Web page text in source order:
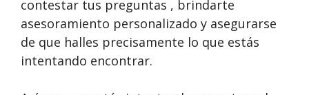
contestar tus preguntas , brindarte
asesoramiento personalizado y asegurarse
de que halles precisamente lo que estás
intentando encontrar.